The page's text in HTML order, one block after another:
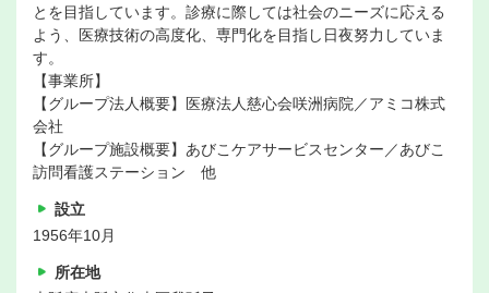
とを目指しています。診療に際しては社会のニーズに応える
よう、医療技術の高度化、専門化を目指し日夜努力していま
す。
【事業所】
【グループ法人概要】医療法人慈心会咲洲病院／アミコ株式
会社
【グループ施設概要】あびこケアサービスセンター／あびこ
訪問看護ステーション 他
設立
1956年10月
所在地